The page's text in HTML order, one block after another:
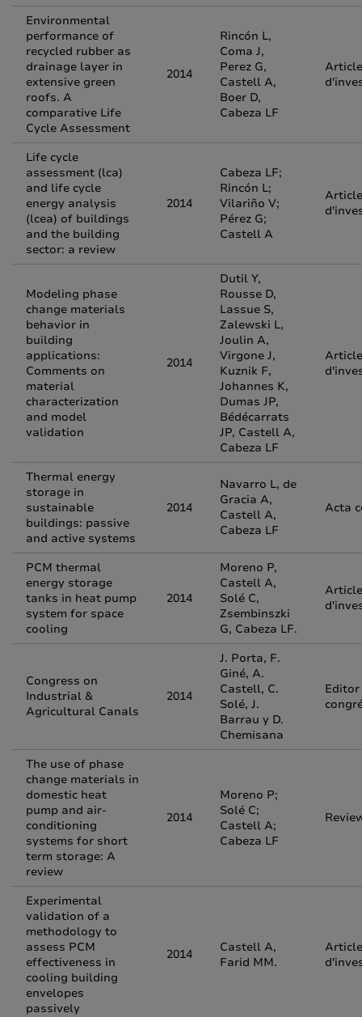
Environmental
performance of
recycled rubber as
drainage layer in
extensive green
roofs. A
comparative Life
Cycle Assessment
2014
Rincón L,
Coma J,
Perez G,
Castell A,
Boer D,
Cabeza LF
Article
Life cycle
assessment (lca)
and life cycle
energy analysis
(lcea) of buildings
and the building
sector: a review
2014
Cabeza LF;
Rincón L;
Vilariño V;
Pérez G;
Castell A
Article
Modeling phase
change materials
behavior in
building
applications:
Comments on
material
characterization
and model
validation
2014
Dutil Y,
Rousse D,
Lassue S,
Zalewski L,
Joulin A,
Virgone J,
Kuznik F,
Johannes K,
Dumas JP,
Bédécarrats
JP, Castell A,
Cabeza LF
Article
Thermal energy
storage in
sustainable
buildings: passive
and active systems
2014
Navarro L, de
Gracia A,
Castell A,
Cabeza LF
Acta
PCM thermal
energy storage
tanks in heat pump
system for space
cooling
2014
Moreno P,
Castell A,
Solé C,
Zsembinszki
G, Cabeza LF.
Article
Congress on
Industrial &
Agricultural Canals
2014
J. Porta, F.
Giné, A.
Castell, C.
Solé, J.
Barrau y D.
Chemisana
The use of phase
change materials in
domestic heat
pump and air-
conditioning
systems for short
term storage: A
review
2014
Moreno P;
Solé C;
Castell A;
Cabeza LF
Experimental
validation of a
methodology to
assess PCM
effectiveness in
cooling building
envelopes
passively
2014
Castell A,
Farid MM.
Article